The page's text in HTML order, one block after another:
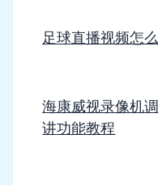
足球直播视频怎
海康威视录像机
讲功能教程